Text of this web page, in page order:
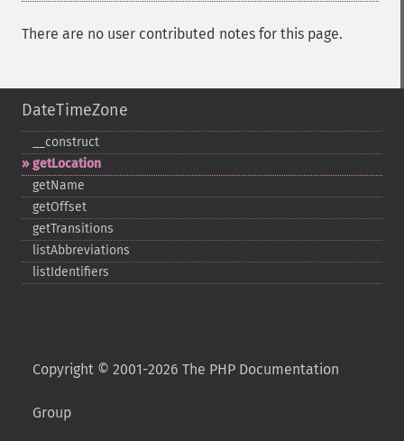
There are no user contributed notes for this page.
DateTimeZone
_​_​construct
getLocation
getName
getOffset
getTransitions
listAbbreviations
listIdentifiers
Copyright © 2001-2026 The PHP Documentation
Group